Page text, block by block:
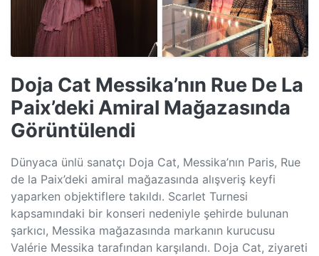
Doja Cat Messika’nın Rue De La
Paix’deki Amiral Mağazasında
Görüntülendi
Dünyaca ünlü sanatçı Doja Cat, Messika’nın Paris, Rue
de la Paix’deki amiral mağazasında alışveriş keyfi
yaparken objektiflere takıldı. Scarlet Turnesi
kapsamındaki bir konseri nedeniyle şehirde bulunan
şarkıcı, Messika mağazasında markanın kurucusu
Valérie Messika tarafından karşılandı. Doja Cat, ziyareti